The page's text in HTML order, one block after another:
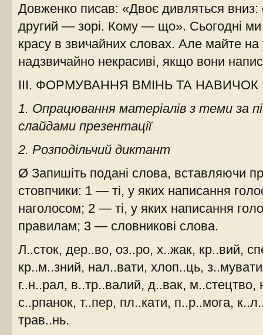
Довженко писав: «Двоє дивляться
другий — зорі. Кому — що». Сьогодні ми
красу в звичайних словах. Але майте на
надзвичайно некрасиві, якщо вони
ІІІ. ФОРМУВАННЯ ВМІНЬ ТА НАВИЧОК
1. Опрацювання матеріалів з теми за
слайдами презентації
2. Розподільчий диктант
Ø Запишіть подані слова, вставляючи
стовпчики: 1 — ті, у яких написання
наголосом; 2 — ті, у яких написання
правилам; 3 — словникові слова.
Л..сток, дер..во, оз..ро, х..жак, кр..вий,
кр..м..зний, нал..вати, хлоп..ць,
г..н..рал, в..тр..валий, д..вак, м..стецтво,
с..рпанок, т..пер, пл..кати, п..р..мога,
трав..нь.